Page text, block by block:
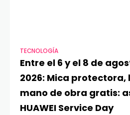
TECNOLOGÍA
Entre el 6 y el 8 de
2026: Mica protectora,
mano de obra gratis:
HUAWEI Service Day